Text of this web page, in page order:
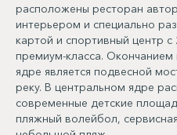
расположены ресторан
интерьером и специально
картой и спортивный центр
премиум-класса.
ядре является подвесной
реку. В центральном ядре
современные детские
пляжный волейбол,